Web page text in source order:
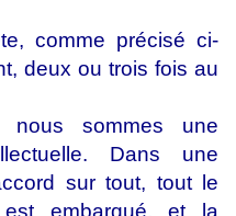
comme précisé ci-
deux ou trois fois au
nous sommes une
Dans une
sur tout, tout le
embarqué, et la